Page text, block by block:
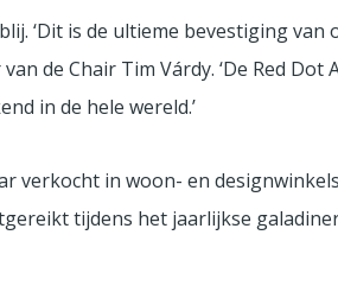
‘Dit is de ultieme bevestiging van
de Chair Tim Várdy. ‘De Red Dot
in de hele wereld.’
verkocht in woon- en
tijdens het jaarlijkse